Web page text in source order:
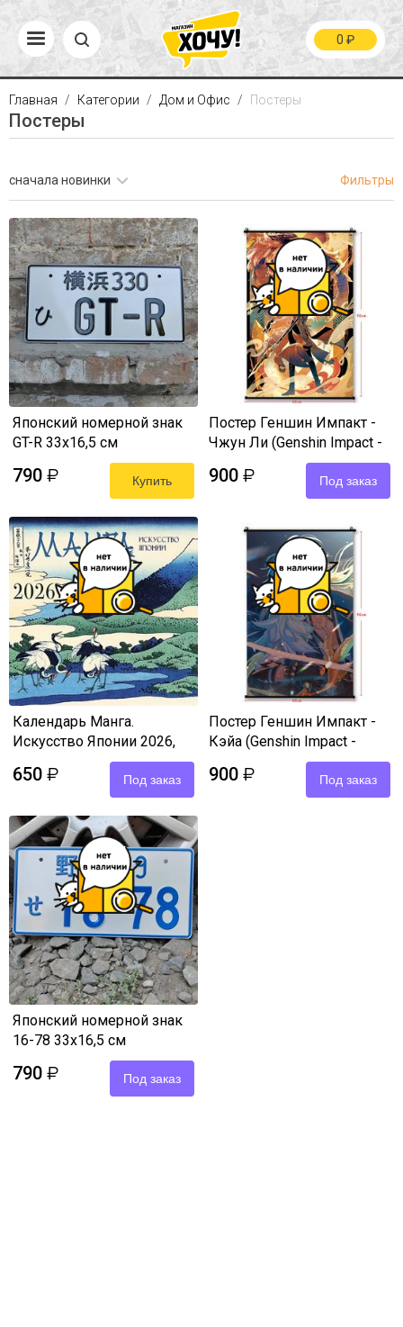
0 ₽
Главная Категории Дом и Офис Постеры
Постеры
сначала новинки Фильтры
Японский номерной знак
GT-R 33х16,5 см
790 ₽ Купить
Постер Геншин Импакт -
Чжун Ли (Genshin Impact -
Jun Li) 60х90 см ткань
900 ₽ Под заказ
Календарь Манга.
Искусство Японии 2026,
650 ₽ Под заказ
Постер Геншин Импакт -
Кэйа (Genshin Impact -
Kaeya) 60х90 см ткань
900 ₽ Под заказ
Японский номерной знак
16-78 33х16,5 см
790 ₽ Под заказ